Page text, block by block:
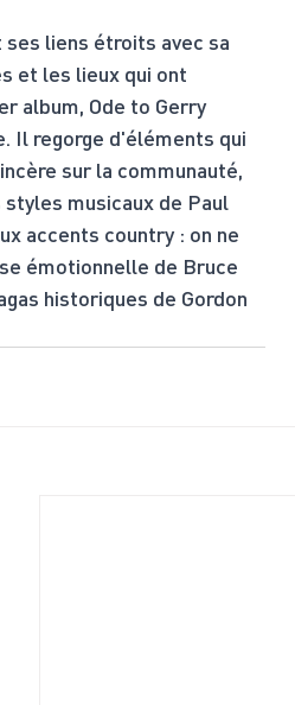
liens étroits avec sa
et les lieux qui ont
album, Ode to Gerry
Il regorge d'éléments qui
sur la communauté,
musicaux de Paul
accents country : on ne
émotionnelle de Bruce
historiques de Gordon